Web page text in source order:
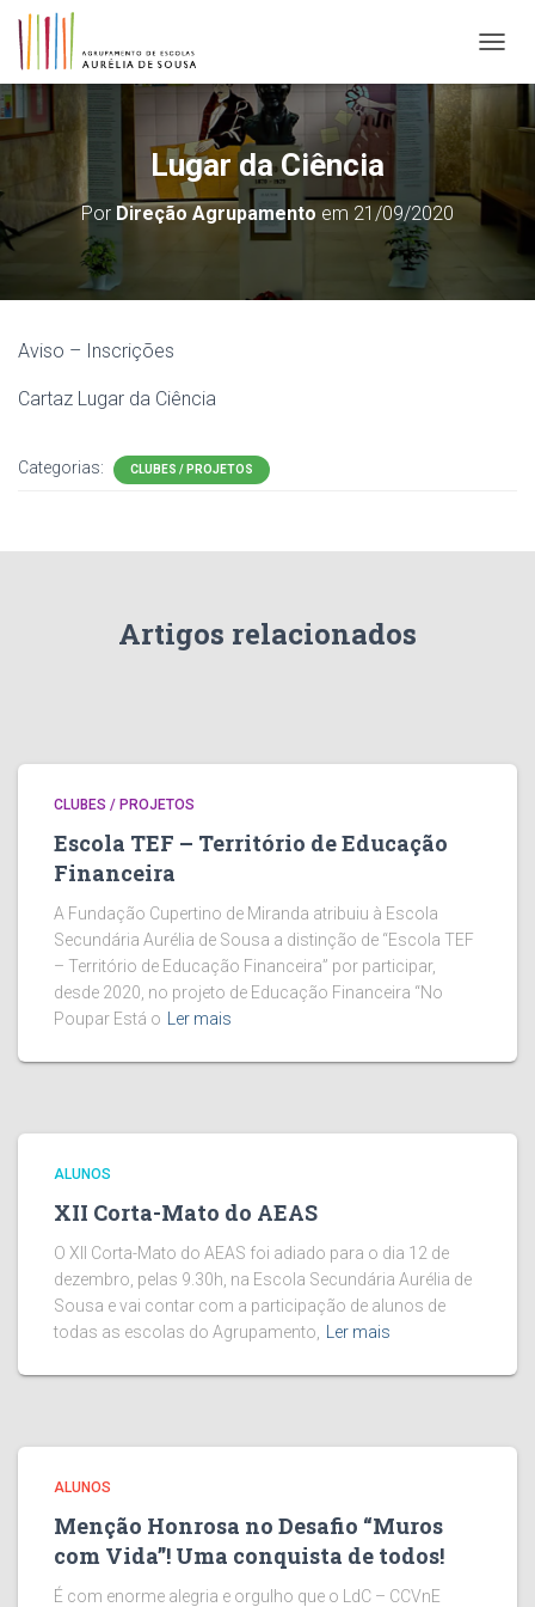
Lugar da Ciência
Por Direção Agrupamento em 21/09/2020
Aviso – Inscrições
Cartaz Lugar da Ciência
Categorias: CLUBES / PROJETOS
Artigos relacionados
CLUBES / PROJETOS
Escola TEF – Território de Educação
Financeira
A Fundação Cupertino de Miranda atribuiu à Escola
Secundária Aurélia de Sousa a distinção de “Escola TEF
– Território de Educação Financeira” por participar,
desde 2020, no projeto de Educação Financeira “No
Poupar Está o
Ler mais
ALUNOS
XII Corta-Mato do AEAS
O XII Corta-Mato do AEAS foi adiado para o dia 12 de
dezembro, pelas 9.30h, na Escola Secundária Aurélia de
Sousa e vai contar com a participação de alunos de
todas as escolas do Agrupamento,
Ler mais
ALUNOS
Menção Honrosa no Desafio “Muros
com Vida”! Uma conquista de todos!
É com enorme alegria e orgulho que o LdC – CCVnE